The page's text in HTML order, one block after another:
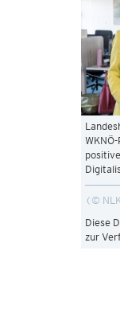
©
Diese
zur